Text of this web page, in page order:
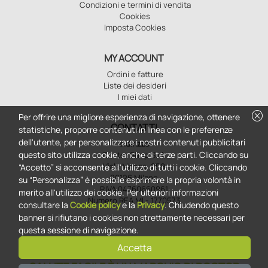
Condizioni e termini di vendita
Cookies
Imposta Cookies
MY ACCOUNT
Ordini e fatture
Liste dei desideri
I miei dati
CONTATTI
Indirizzo
Doctor Shop S.r.l.
Viale Monza, 259
20126 Milano
P.IVA 04760660961
Numero REA MI - 1770573
cancel
Per offrire una migliore esperienza di navigazione, ottenere
statistiche, proporre contenuti in linea con le preferenze
dell'utente, per personalizzare i nostri contenuti pubblicitari
questo sito utilizza cookie, anche di terze parti. Cliccando su
“Accetto” si acconsente all'utilizzo di tutti i cookie. Cliccando
su “Personalizza” è possibile esprimere la propria volontà in
merito all'utilizzo dei cookie. Per ulteriori informazioni
consultare la Cookie policye laPrivacy. Chiudendo questo
banner si rifiutano i cookies non strettamente necessari per
questa sessione di navigazione.
Accetta